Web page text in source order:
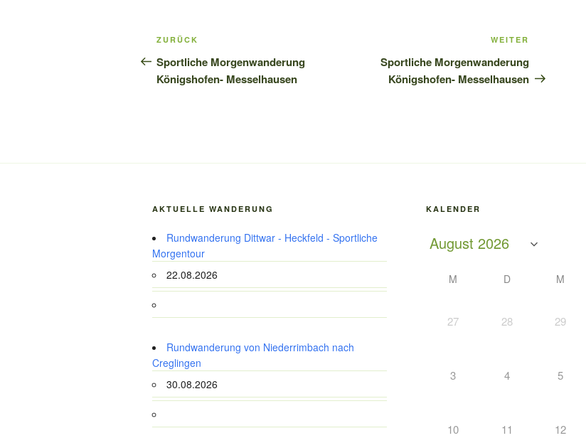
Beitragsnavigation
Vorheriger
Beitrag
ZURÜCK
Sportliche Morgenwanderung
Königshofen- Messelhausen
WEITER
Sportliche Morgenwanderung
Königshofen- Messelhausen
AKTUELLE WANDERUNG
Rundwanderung Dittwar - Heckfeld - Sportliche
Morgentour
22.08.2026
Rundwanderung von Niederrimbach nach
Creglingen
30.08.2026
KALENDER
M D M
27 28 29
3 4 5
10 11 12